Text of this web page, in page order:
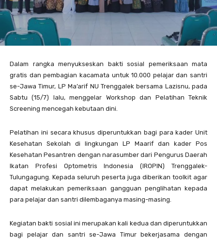
Dalam rangka menyukseskan bakti sosial pemeriksaan mata
gratis dan pembagian kacamata untuk 10.000 pelajar dan santri
se-Jawa Timur, LP Ma’arif NU Trenggalek bersama Lazisnu, pada
Sabtu (15/7) lalu, menggelar Workshop dan Pelatihan Teknik
Screening mencegah kebutaan dini.
Pelatihan ini secara khusus diperuntukkan bagi para kader Unit
Kesehatan Sekolah di lingkungan LP Maarif dan kader Pos
Kesehatan Pesantren dengan narasumber dari Pengurus Daerah
Ikatan Profesi Optometris Indonesia (IROPIN) Trenggalek-
Tulungagung. Kepada seluruh peserta juga diberikan toolkit agar
dapat melakukan pemeriksaan gangguan penglihatan kepada
para pelajar dan santri dilembaganya masing-masing.
Kegiatan bakti sosial ini merupakan kali kedua dan diperuntukkan
bagi pelajar dan santri se-Jawa Timur bekerjasama dengan